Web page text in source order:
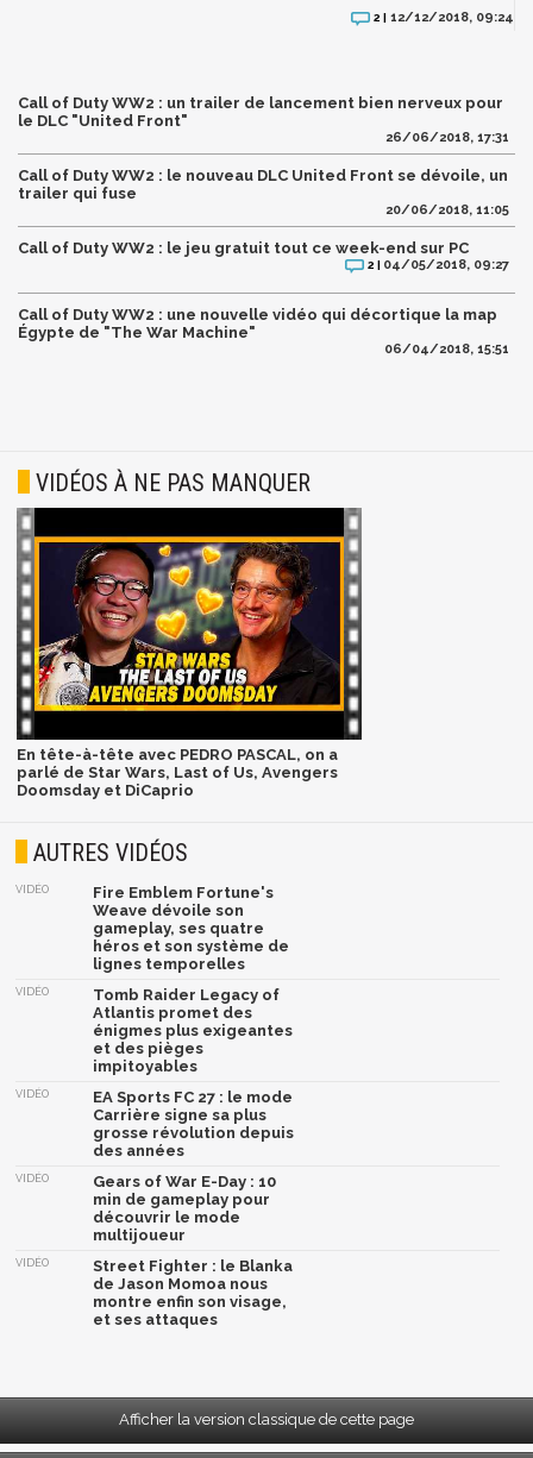
2 | 12/12/2018, 09:24
Call of Duty WW2 : un trailer de lancement bien nerveux pour
le DLC "United Front"
26/06/2018, 17:31
Call of Duty WW2 : le nouveau DLC United Front se dévoile, un
trailer qui fuse
20/06/2018, 11:05
Call of Duty WW2 : le jeu gratuit tout ce week-end sur PC
2 | 04/05/2018, 09:27
Call of Duty WW2 : une nouvelle vidéo qui décortique la map
Égypte de "The War Machine"
06/04/2018, 15:51
VIDÉOS À NE PAS MANQUER
En tête-à-tête avec PEDRO PASCAL, on a
parlé de Star Wars, Last of Us, Avengers
Doomsday et DiCaprio
AUTRES VIDÉOS
VIDÉO
Fire Emblem Fortune's
Weave dévoile son
gameplay, ses quatre
héros et son système de
lignes temporelles
VIDÉO
Tomb Raider Legacy of
Atlantis promet des
énigmes plus exigeantes
et des pièges
impitoyables
VIDÉO
EA Sports FC 27 : le mode
Carrière signe sa plus
grosse révolution depuis
des années
VIDÉO
Gears of War E-Day : 10
min de gameplay pour
découvrir le mode
multijoueur
VIDÉO
Street Fighter : le Blanka
de Jason Momoa nous
montre enfin son visage,
et ses attaques
Afficher la version classique de cette page